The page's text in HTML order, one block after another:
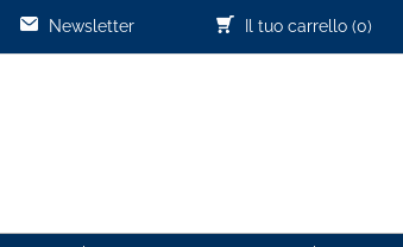
Il tuo carrello (0)
Newsletter